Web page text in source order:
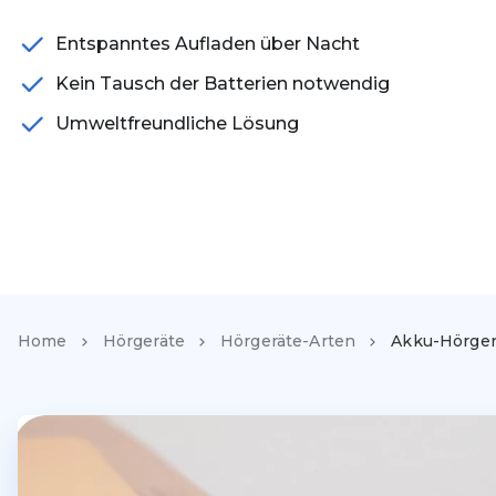
Entspanntes Aufladen über Nacht
Kein Tausch der Batterien notwendig
Umweltfreundliche Lösung
Home Hörgeräte Hörgeräte-Arten Akku-